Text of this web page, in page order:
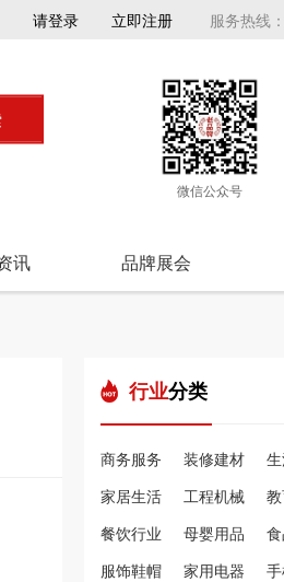
请登录 立即注册 服务热线：
微信公众号
讯 品牌展会
行业分类
商务服务 装修建材
家居生活
工程机械
餐饮行业
母婴用品
服饰鞋帽
家用电器